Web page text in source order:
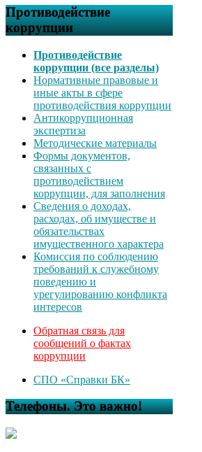
Противодействие
коррупции
Противодействие
коррупции (все разделы)
Нормативные правовые и
иные акты в сфере
противодействия коррупции
Антикоррупционная
экспертиза
Методические материалы
Формы документов,
связанных с
противодействием
коррупции, для заполнения
Сведения о доходах,
расходах, об имуществе и
обязательствах
имущественного характера
Комиссия по соблюдению
требований к служебному
поведению и
урегулированию конфликта
интересов
Обратная связь для
сообщений о фактах
коррупции
СПО «Справки БК»
Телефоны. Это важно!